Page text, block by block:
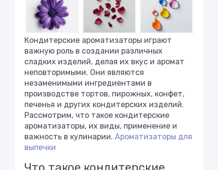
Кондитерские ароматизаторы играют
важную роль в создании различных
сладких изделий, делая их вкус и аромат
неповторимыми. Они являются
незаменимыми ингредиентами в
производстве тортов, пирожных, конфет,
печенья и других кондитерских изделий.
Рассмотрим, что такое кондитерские
ароматизаторы, их виды, применение и
важность в кулинарии. Ароматизаторы для
выпечки